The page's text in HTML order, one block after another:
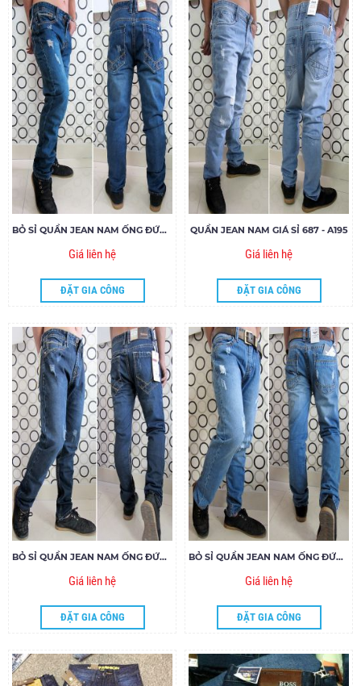
BỎ SỈ QUẦN JEAN NAM ỐNG ĐỨNG GYRO MAXX 1000047
Giá liên hệ
ĐẶT GIA CÔNG
QUẦN JEAN NAM GIÁ SỈ 687 - A195
Giá liên hệ
ĐẶT GIA CÔNG
BỎ SỈ QUẦN JEAN NAM ỐNG ĐỨNG 1000060
Giá liên hệ
ĐẶT GIA CÔNG
BỎ SỈ QUẦN JEAN NAM ỐNG ĐỨNG 1000050
Giá liên hệ
ĐẶT GIA CÔNG